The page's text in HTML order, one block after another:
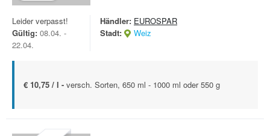
Leider verpasst!
Gültig: 08.04. -
22.04.
Händler: EUROSPAR
Stadt:
Weiz
€ 10,75 / l - versch. Sorten, 650 ml - 1000 ml oder 550 g